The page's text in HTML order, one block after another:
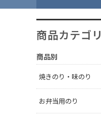
商品カテゴリ
商品別
焼きのり・味のり
お弁当用のり